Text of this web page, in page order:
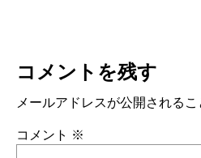
コメントを残す
メールアドレスが公開されるこ
コメント ※